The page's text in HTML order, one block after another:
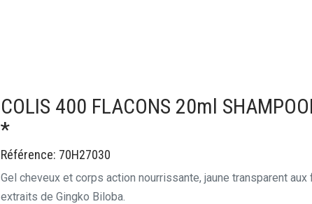
COLIS 400 FLACONS 20ml
*
Référence: 70H27030
Gel cheveux et corps action nourrissante, jaune transparent
extraits de Gingko Biloba.